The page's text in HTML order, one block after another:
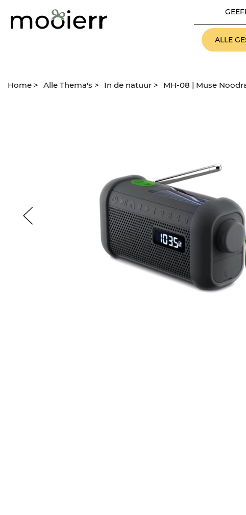
ALLE
Home > Alle Thema's > In de natuur > MH-08 | Muse